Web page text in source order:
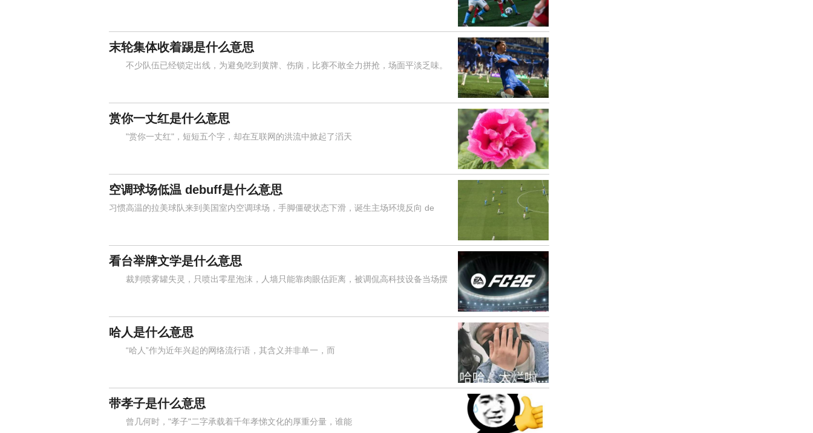
末轮集体收着踢是什么意思
不少队伍已经锁定出线，为避免吃到黄牌、伤病，比赛不敢全力拼抢，场面平淡乏味。
赏你一丈红是什么意思
"赏你一丈红"，短短五个字，却在互联网的洪流中掀起了滔天
空调球场低温 debuff是什么意思
习惯高温的拉美球队来到美国室内空调球场，手脚僵硬状态下滑，诞生主场环境反向 de
看台举牌文学是什么意思
裁判喷雾罐失灵，只喷出零星泡沫，人墙只能靠肉眼估距离，被调侃高科技设备当场摆
哈人是什么意思
“哈人”作为近年兴起的网络流行语，其含义并非单一，而
带孝子是什么意思
曾几何时，"孝子"二字承载着千年孝悌文化的厚重分量，谁能